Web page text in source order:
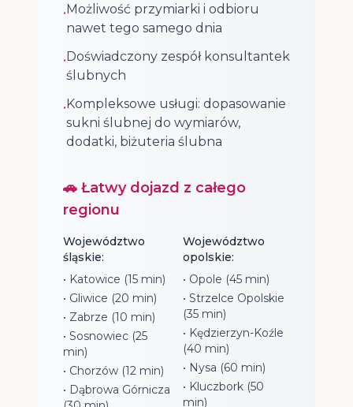
•Możliwość przymiarki i odbioru
nawet tego samego dnia
•Doświadczony zespół konsultantek
ślubnych
•Kompleksowe usługi: dopasowanie
sukni ślubnej do wymiarów,
dodatki, biżuteria ślubna
🚗 Łatwy dojazd z całego
regionu
Województwo
śląskie:
• Katowice (15 min)
• Gliwice (20 min)
• Zabrze (10 min)
• Sosnowiec (25
min)
• Chorzów (12 min)
• Dąbrowa Górnicza
Województwo
opolskie:
• Opole (45 min)
• Strzelce Opolskie
(35 min)
• Kędzierzyn-Koźle
(40 min)
• Nysa (60 min)
• Kluczbork (50
min)